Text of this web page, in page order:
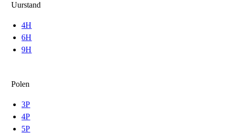
Uurstand
4H
6H
9H
Polen
3P
4P
5P